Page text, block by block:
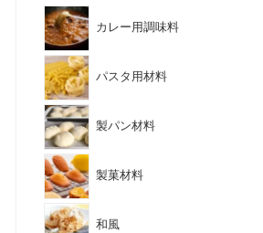
カレー用調味料
パスタ用材料
製パン材料
製菓材料
和風